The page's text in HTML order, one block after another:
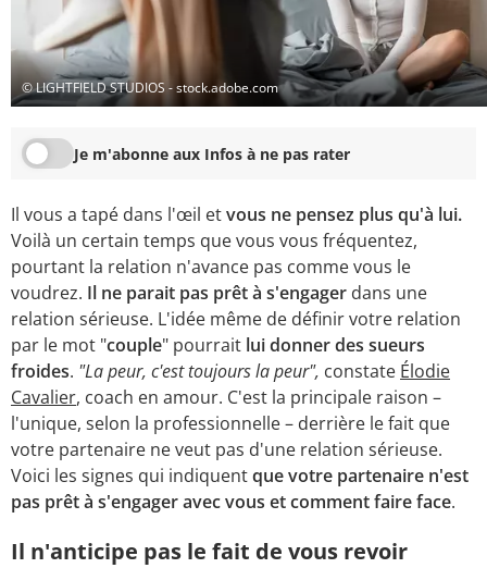
© LIGHTFIELD STUDIOS - stock.adobe.com
Je m'abonne aux Infos à ne pas rater
Il vous a tapé dans l'œil etvous ne pensez plus qu'à lui.
Voilà un certain temps que vous vous fréquentez,
pourtant la relation n'avance pas comme vous le
voudrez. Il ne parait pas prêt à s'engager dans une
relation sérieuse. L'idée même de définir votre relation
par le mot "couple" pourrait lui donner des sueurs
froides. "La peur, c'est toujours la peur", constate Élodie
Cavalier, coach en amour. C'est la principale raison –
l'unique, selon la professionnelle – derrière le fait que
votre partenaire ne veut pas d'une relation sérieuse.
Voici les signes qui indiquentque votre partenaire n'est
pas prêt à s'engager avec vous et commentfaire face.
Il n'anticipe pas le fait de vous revoir